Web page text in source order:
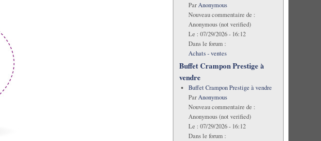
ParAnonymous
Nouveau commentaire de :
Anonymous (not verified)
Le : 07/29/2026 - 16:12
Dans le forum :
Achats - ventes
Buffet Crampon Prestige à
vendre
Buffet Crampon Prestige à vendre
ParAnonymous
Nouveau commentaire de :
Anonymous (not verified)
Le : 07/29/2026 - 16:12
Dans le forum :